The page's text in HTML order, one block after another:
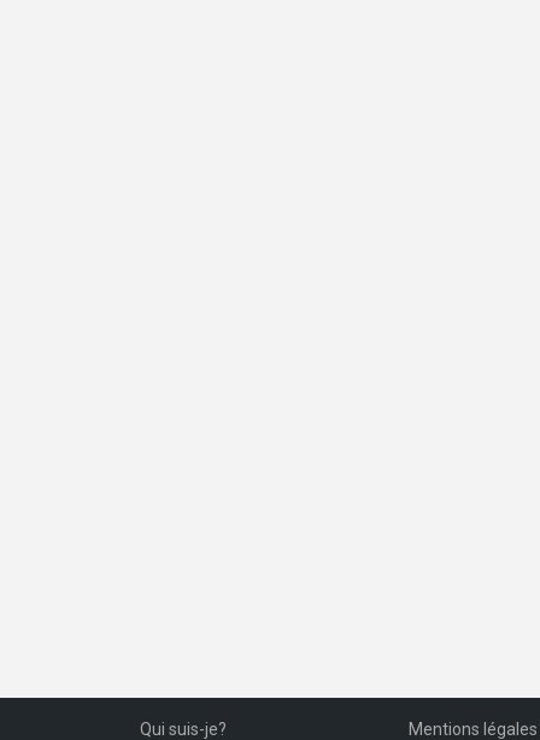
Qui suis-je? Mentions légales